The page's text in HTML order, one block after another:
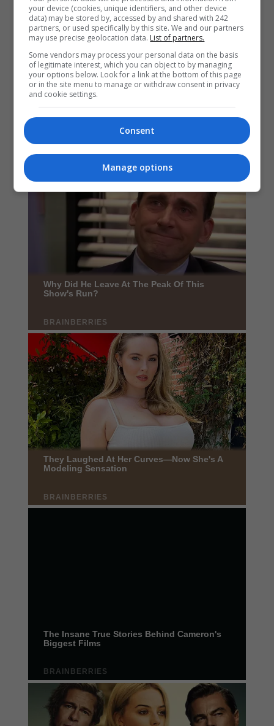
your device (cookies, unique identifiers, and other device
data) may be stored by, accessed by and shared with 242
partners, or used specifically by this site. We and our partners
may use precise geolocation data. List of partners.
Some vendors may process your personal data on the basis
of legitimate interest, which you can object to by managing
your options below. Look for a link at the bottom of this page
or in the site menu to manage or withdraw consent in privacy
and cookie settings.
Consent
Manage options